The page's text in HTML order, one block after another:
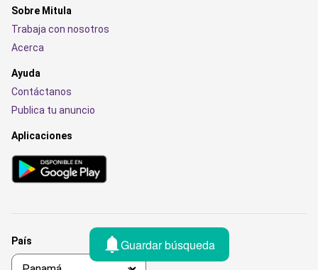
Guardar búsqueda
Sobre Mitula
Trabaja con nosotros
Acerca
Ayuda
Contáctanos
Publica tu anuncio
Aplicaciones
País